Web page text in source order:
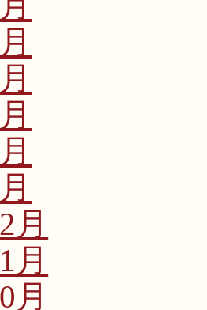
月
月
月